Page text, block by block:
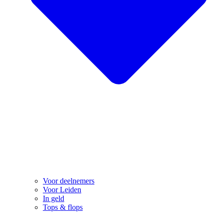
Voor deelnemers
Voor Leiden
In geld
Tops & flops